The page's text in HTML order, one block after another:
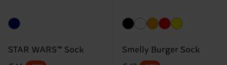
STAR WARS™ Sock
Smelly Burger Sock